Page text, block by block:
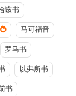
该书
马可福音
罗马书
以弗所书
书